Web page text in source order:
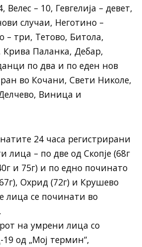
– 10, Гевгелија – девет,
случаи, Неготино –
– три, Тетово, Битола,
Крива Паланка, Дебар,
по два и по еден нов
во Кочани, Свети Николе,
Виница и
24 часа регистрирани
лица – по две од Скопје (68г
и 75г) и по едно починато
Охрид (72г) и Крушево
лица се починати во
на умрени лица со
од „Мој термин“,